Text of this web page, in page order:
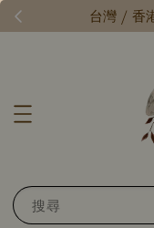
台灣 / 香
搜尋